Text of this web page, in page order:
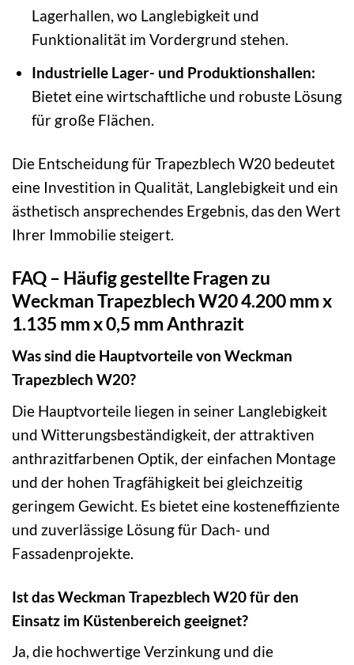
Lagerhallen, wo Langlebigkeit und
Funktionalität im Vordergrund stehen.
Industrielle Lager- und Produktionshallen:
Bietet eine wirtschaftliche und robuste Lösung
für große Flächen.
Die Entscheidung für Trapezblech W20 bedeutet
eine Investition in Qualität, Langlebigkeit und ein
ästhetisch ansprechendes Ergebnis, das den Wert
Ihrer Immobilie steigert.
FAQ – Häufig gestellte Fragen zu
Weckman Trapezblech W20 4.200 mm x
1.135 mm x 0,5 mm Anthrazit
Was sind die Hauptvorteile von Weckman
Trapezblech W20?
Die Hauptvorteile liegen in seiner Langlebigkeit
und Witterungsbeständigkeit, der attraktiven
anthrazitfarbenen Optik, der einfachen Montage
und der hohen Tragfähigkeit bei gleichzeitig
geringem Gewicht. Es bietet eine kosteneffiziente
und zuverlässige Lösung für Dach- und
Fassadenprojekte.
Ist das Weckman Trapezblech W20 für den
Einsatz im Küstenbereich geeignet?
Ja, die hochwertige Verzinkung und die